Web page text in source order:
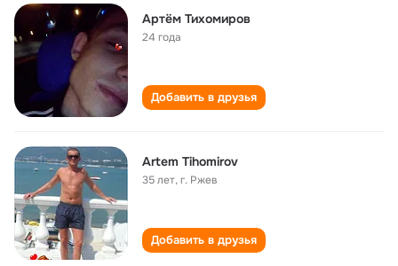
Артём Тихомиров
24 года
Добавить в друзья
Artem Tihomirov
35 лет,г. Ржев
Добавить в друзья